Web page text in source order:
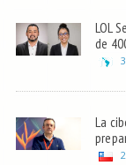
LOL
de
La